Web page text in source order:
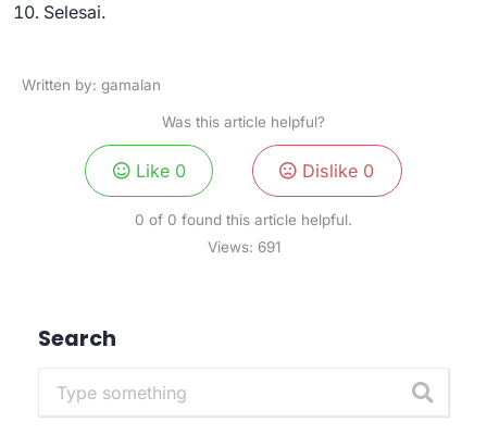
Selesai.
Written by: gamalan
Was this article helpful?
Like 0 Dislike 0
0 of 0 found this article helpful.
Views: 691
Search